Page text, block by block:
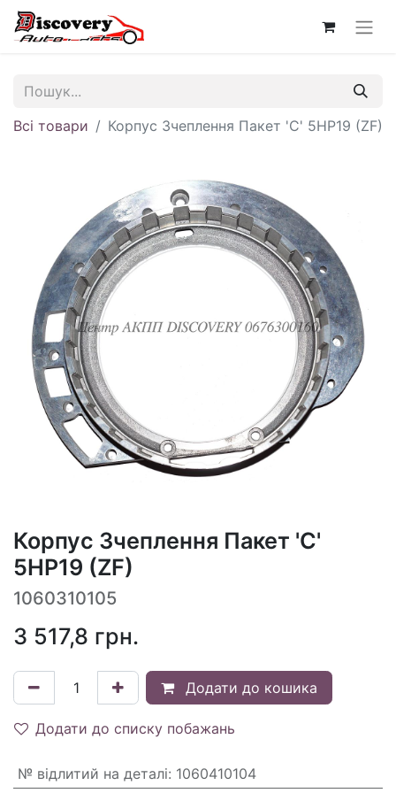
Всі товари Корпус Зчеплення Пакет 'С' 5HP19 (ZF)
Корпус Зчеплення Пакет 'С'
5HP19 (ZF)
1060310105
3 517,8 грн.
Додати до кошика
Додати до списку побажань
№ відлитий на деталі: 1060410104